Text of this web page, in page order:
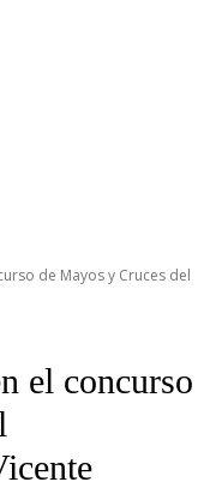
de Mayos y Cruces del
el concurso